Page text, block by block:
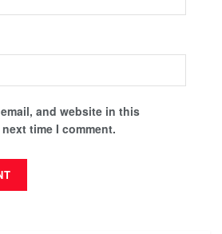
and website in this
time I comment.